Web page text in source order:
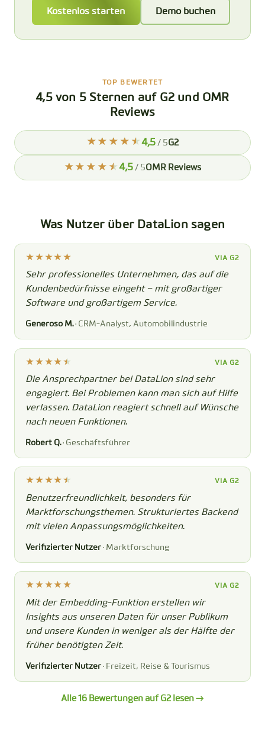
Kostenlos starten Demo buchen
TOP BEWERTET
4,5 von 5 Sternen auf G2 und OMR
Reviews
4,5 / 5G2
4,5 / 5OMR Reviews
Was Nutzer über DataLion sagen
VIA G2
Sehr professionelles Unternehmen, das auf die
Kundenbedürfnisse eingeht – mit großartiger
Software und großartigem Service.
Generoso M. · CRM-Analyst, Automobilindustrie
VIA G2
Die Ansprechpartner bei DataLion sind sehr
engagiert. Bei Problemen kann man sich auf Hilfe
verlassen. DataLion reagiert schnell auf Wünsche
nach neuen Funktionen.
Robert Q. · Geschäftsführer
VIA G2
Benutzerfreundlichkeit, besonders für
Marktforschungsthemen. Strukturiertes Backend
mit vielen Anpassungsmöglichkeiten.
Verifizierter Nutzer · Marktforschung
VIA G2
Mit der Embedding-Funktion erstellen wir
Insights aus unseren Daten für unser Publikum
und unsere Kunden in weniger als der Hälfte der
früher benötigten Zeit.
Verifizierter Nutzer · Freizeit, Reise & Tourismus
Alle 16 Bewertungen auf G2 lesen →